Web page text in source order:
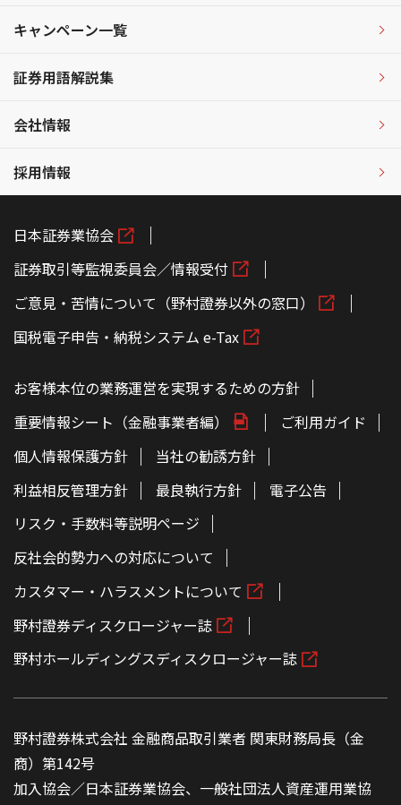
キャンペーン一覧
証券用語解説集
会社情報
採用情報
日本証券業協会
証券取引等監視委員会／情報受付
ご意見・苦情について（野村證券以外の窓口）
国税電子申告・納税システム e-Tax
お客様本位の業務運営を実現するための方針
重要情報シート（金融事業者編）
ご利用ガイド
個人情報保護方針
当社の勧誘方針
利益相反管理方針
最良執行方針
電子公告
リスク・手数料等説明ページ
反社会的勢力への対応について
カスタマー・ハラスメントについて
野村證券ディスクロージャー誌
野村ホールディングスディスクロージャー誌
野村證券株式会社 金融商品取引業者 関東財務局長（金
商）第142号
加入協会／日本証券業協会、一般社団法人資産運用業協